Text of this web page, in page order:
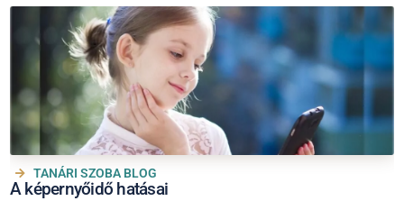
TANÁRI SZOBA BLOG
A képernyőidő hatásai